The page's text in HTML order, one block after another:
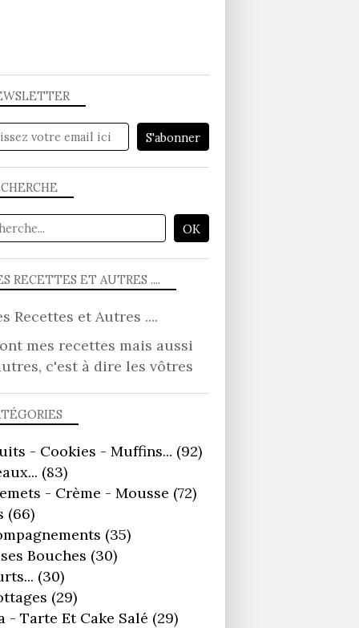
FROMAGE
FROMAGE
RECETTES ET AUTRES ....
mes recettes mais aussi
c'est à dire les vôtres
- Cookies - Muffins... (92)
(83)
- Crème - Mousse (72)
(66)
(35)
Bouches (30)
(30)
(29)
- Tarte Et Cake Salé (29)